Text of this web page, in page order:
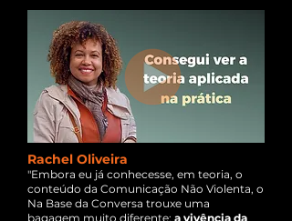
Rachel Oliveira
"Embora eu já conhecesse, em teoria, o
conteúdo da Comunicação Não Violenta, o
Na Base da Conversa trouxe uma
bagagem muito diferente: a vivência da